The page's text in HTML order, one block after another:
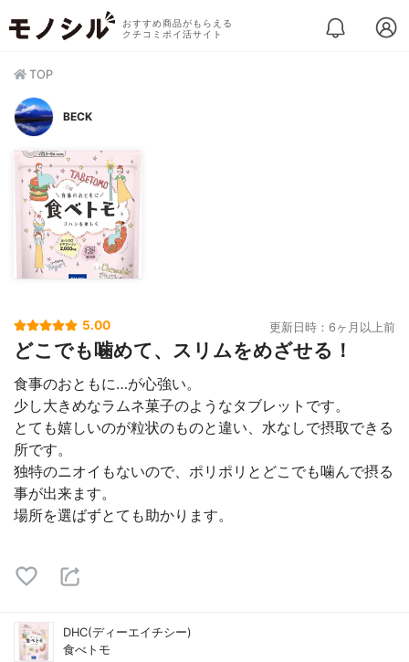
おすすめ商品がもらえる
クチコミポイ活サイト
TOP
BECK
5.00 更新日時：6ヶ月以上前
どこでも噛めて、スリムをめざせる！
食事のおともに…が心強い。
少し大きめなラムネ菓子のようなタブレットです。
とても嬉しいのが粒状のものと違い、水なしで摂取できる
所です。
独特のニオイもないので、ポリポリとどこでも噛んで摂る
事が出来ます。
場所を選ばずとても助かります。
DHC(ディーエイチシー)
食べトモ